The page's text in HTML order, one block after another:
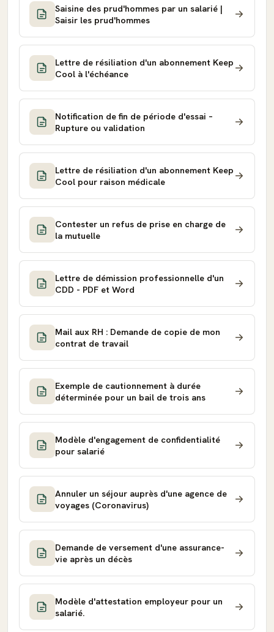
Saisine des prud'hommes par un salarié |
Saisir les prud'hommes
Lettre de résiliation d'un abonnement Keep
Cool à l'échéance
Notification de fin de période d'essai –
Rupture ou validation
Lettre de résiliation d'un abonnement Keep
Cool pour raison médicale
Contester un refus de prise en charge de
la mutuelle
Lettre de démission professionnelle d'un
CDD - PDF et Word
Mail aux RH : Demande de copie de mon
contrat de travail
Exemple de cautionnement à durée
déterminée pour un bail de trois ans
Modèle d'engagement de confidentialité
pour salarié
Annuler un séjour auprès d'une agence de
voyages (Coronavirus)
Demande de versement d'une assurance-
vie après un décès
Modèle d'attestation employeur pour un
salarié.